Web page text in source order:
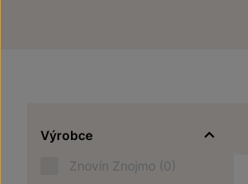
Výrobce
Znovín Znojmo (0)